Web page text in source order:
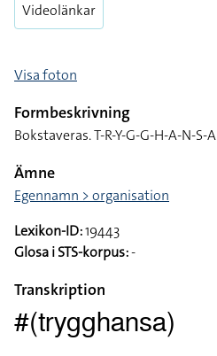
Videolänkar
Visa foton
Formbeskrivning
Bokstaveras. T-R-Y-G-G-H-A-N-S-A
Ämne
Egennamn > organisation
Lexikon-ID:19443
Glosa i STS-korpus:-
Transkription
#(trygghansa)